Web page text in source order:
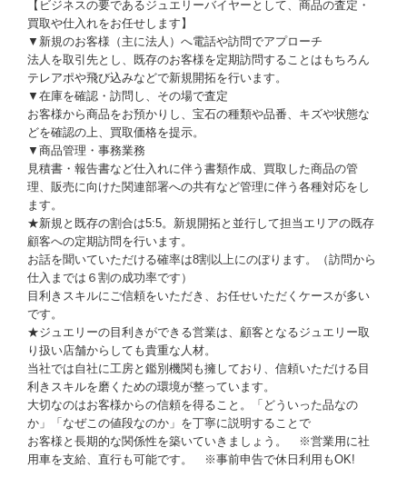
【ビジネスの要であるジュエリーバイヤーとして、商品の査定・
買取や仕入れをお任せします】
▼新規のお客様（主に法人）へ電話や訪問でアプローチ
法人を取引先とし、既存のお客様を定期訪問することはもちろん
テレアポや飛び込みなどで新規開拓を行います。
▼在庫を確認・訪問し、その場で査定
お客様から商品をお預かりし、宝石の種類や品番、キズや状態な
どを確認の上、買取価格を提示。
▼商品管理・事務業務
見積書・報告書など仕入れに伴う書類作成、買取した商品の管
理、販売に向けた関連部署への共有など管理に伴う各種対応をし
ます。
★新規と既存の割合は5:5。新規開拓と並行して担当エリアの既存
顧客への定期訪問を行います。
お話を聞いていただける確率は8割以上にのぼります。（訪問から
仕入までは６割の成功率です）
目利きスキルにご信頼をいただき、お任せいただくケースが多い
です。
★ジュエリーの目利きができる営業は、顧客となるジュエリー取
り扱い店舗からしても貴重な人材。
当社では自社に工房と鑑別機関も擁しており、信頼いただける目
利きスキルを磨くための環境が整っています。
大切なのはお客様からの信頼を得ること。「どういった品なの
か」「なぜこの値段なのか」を丁寧に説明することで
お客様と長期的な関係性を築いていきましょう。 ※営業用に社
用車を支給、直行も可能です。 ※事前申告で休日利用もOK!